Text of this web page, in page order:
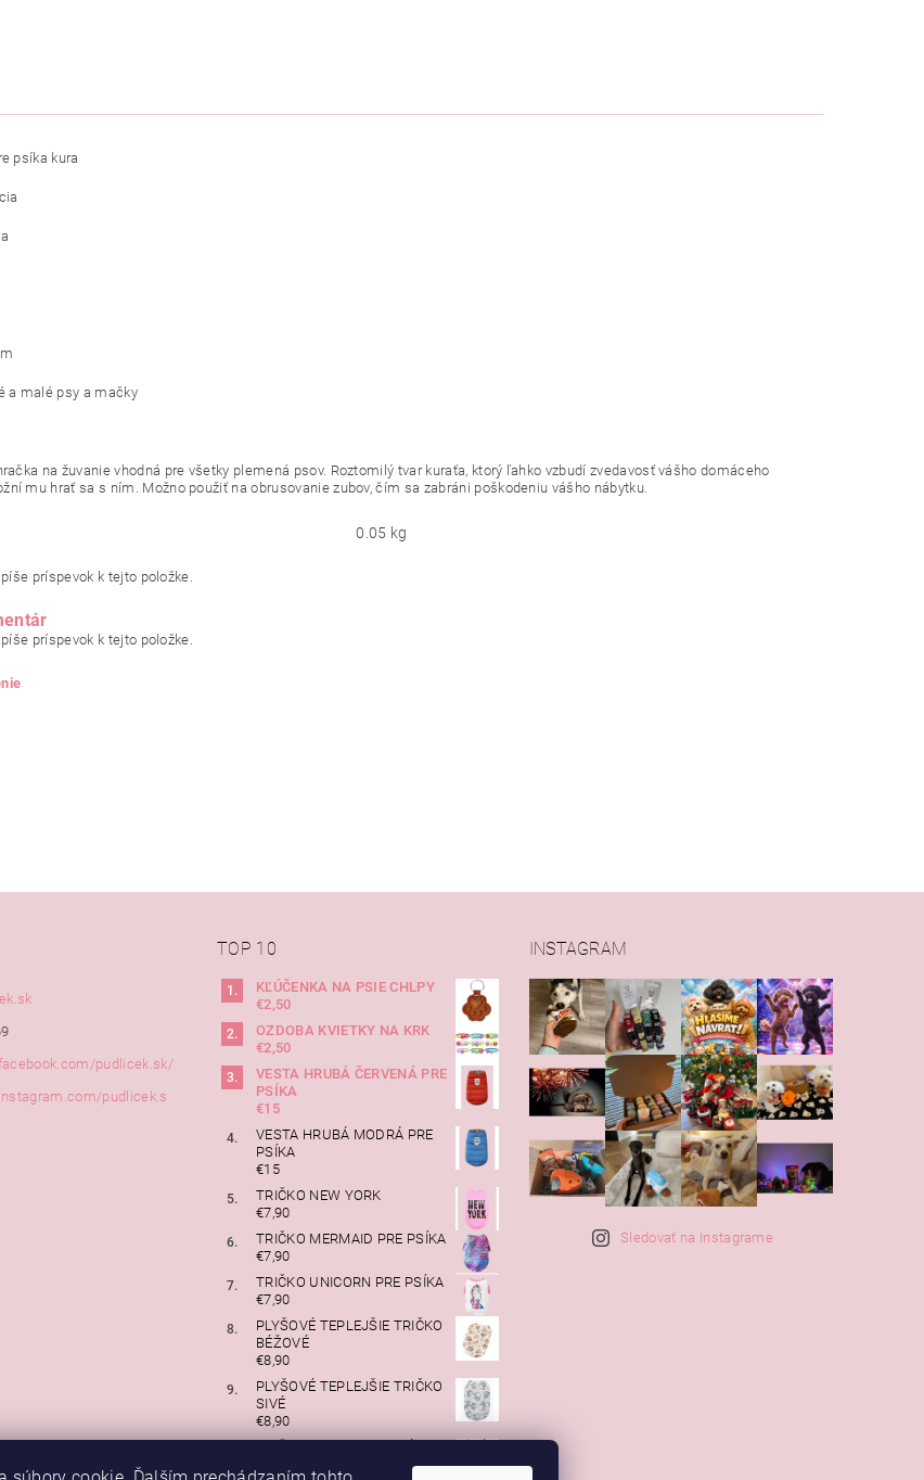
psíka kura
a malé psy a mačky
na žuvanie vhodná pre všetky plemená psov. Roztomilý tvar kuraťa, ktorý ľahko vzbudí zvedavosť vášho domáceho
mu hrať sa s ním. Možno použiť na obrusovanie zubov, čím sa zabráni poškodeniu vášho nábytku.
0.05 kg
príspevok k tejto položke.
príspevok k tejto položke.
pudlicek.sk/
pudlicek.s
TOP 10
KĽÚČENKA NA PSIE CHLPY
€2,50
OZDOBA KVIETKY NA KRK
€2,50
VESTA HRUBÁ ČERVENÁ PRE
PSÍKA
€15
VESTA HRUBÁ MODRÁ PRE
PSÍKA
€15
TRIČKO NEW YORK
€7,90
TRIČKO MERMAID PRE PSÍKA
€7,90
TRIČKO UNICORN PRE PSÍKA
€7,90
PLYŠOVÉ TEPLEJŠIE TRIČKO
BÉŽOVÉ
€8,90
PLYŠOVÉ TEPLEJŠIE TRIČKO
SIVÉ
€8,90
INSTAGRAM
Sledovať na Instagrame